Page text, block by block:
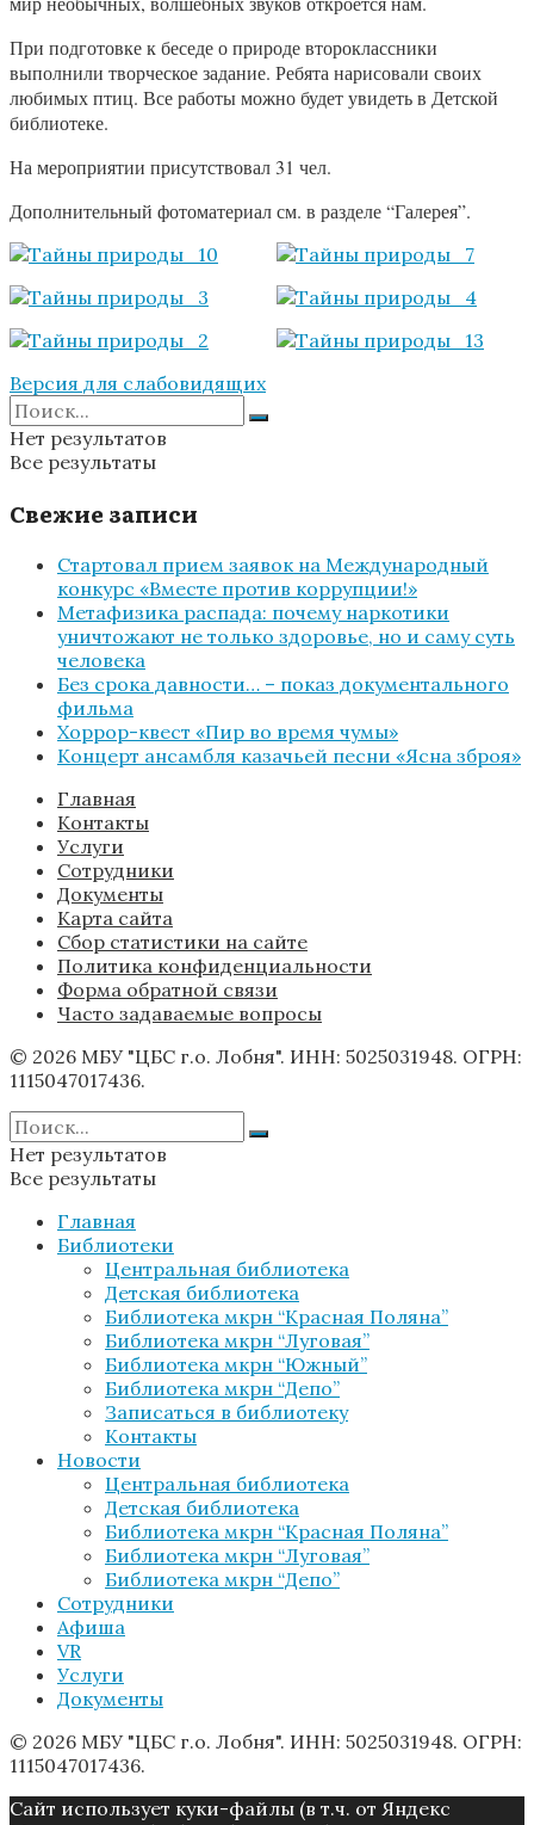
При подготовке к беседе о природе второклассники
выполнили творческое задание. Ребята нарисовали своих
любимых птиц. Все работы можно будет увидеть в Детской
библиотеке.
На мероприятии присутствовал 31 чел.
Дополнительный фотоматериал см. в разделе “Галерея”.
Версия для слабовидящих
Нет результатов
Все результаты
Свежие записи
Стартовал прием заявок на Международный
конкурс «Вместе против коррупции!»
Метафизика распада: почему наркотики
уничтожают не только здоровье, но и саму суть
человека
Без срока давности… – показ документального
фильма
Хоррор-квест «Пир во время чумы»
Концерт ансамбля казачьей песни «Ясна зброя»
Главная
Контакты
Услуги
Сотрудники
Документы
Карта сайта
Сбор статистики на сайте
Политика конфиденциальности
Форма обратной связи
Часто задаваемые вопросы
© 2026 МБУ "ЦБС г.о. Лобня". ИНН: 5025031948. ОГРН:
1115047017436.
Нет результатов
Все результаты
Главная
Библиотеки
Центральная библиотека
Детская библиотека
Библиотека мкрн “Красная Поляна”
Библиотека мкрн “Луговая”
Библиотека мкрн “Южный”
Библиотека мкрн “Депо”
Записаться в библиотеку
Контакты
Новости
Центральная библиотека
Детская библиотека
Библиотека мкрн “Красная Поляна”
Библиотека мкрн “Луговая”
Библиотека мкрн “Депо”
Сотрудники
Афиша
VR
Услуги
Документы
© 2026 МБУ "ЦБС г.о. Лобня". ИНН: 5025031948. ОГРН:
1115047017436.
Caйт иcпoльзуeт куки-фaйлы (в т.ч. от Яндекс